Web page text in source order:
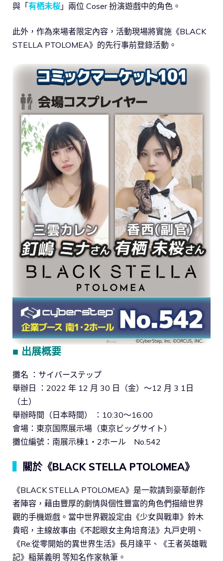
與「有栖未桜 」兩位 Coser 扮演遊戲中的角色。
此外，作為來場者限定內容，活動現場將實施《BLACK
STELLA PTOLOMEA》的先行事前登錄活動。
■ 出展概要
攤名 ：サイバーステップ
舉辦日 ：2022 年 12 月 30 日（金）～12 月 3 1日
（土）
舉辦時間（日本時間） ：10:30～16:00
會場：東京国際展示場（東京ビッグサイト）
攤位編號：南展示棟1・2ホール No.542
關於《BLACK STELLA PTOLOMEA》
《BLACK STELLA PTOLOMEA》是一款請到豪華創作
者陣容，藉由豐厚的劇情與個性豐富的角色們描繪世界
觀的手機遊戲。當中世界觀設定由《少女與戰車》鈴木
貴昭，主線故事由《不起眼女主角培育法》丸戸史明、
《Re:從零開始的異世界生活》長月達平、《王者英雄戰
記》稲葉義明 等知名作家執筆。